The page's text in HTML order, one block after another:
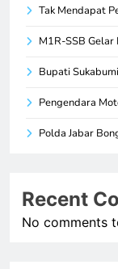
Tak Mendapat
M1R-SSB Gelar
Bupati
Pengendara
Polda Jabar
Recent
No comments